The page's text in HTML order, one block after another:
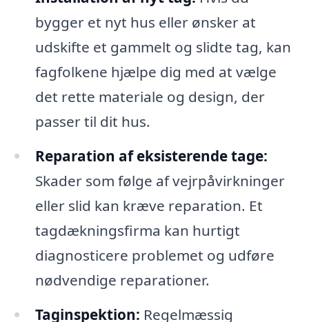
bygger et nyt hus eller ønsker at
udskifte et gammelt og slidte tag, kan
fagfolkene hjælpe dig med at vælge
det rette materiale og design, der
passer til dit hus.
Reparation af eksisterende tage:
Skader som følge af vejrpåvirkninger
eller slid kan kræve reparation. Et
tagdækningsfirma kan hurtigt
diagnosticere problemet og udføre
nødvendige reparationer.
Taginspektion: Regelmæssig